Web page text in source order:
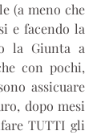
(a meno che
e facendo la
la Giunta a
con pochi,
assicuare
dopo mesi
TUTTI gli